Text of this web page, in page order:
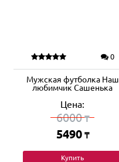
0
Мужская футболка Наш
любимчик Сашенька
Цена:
6000₸
5490 ₸
Купить